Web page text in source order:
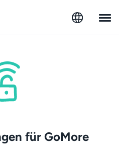
für GoMore